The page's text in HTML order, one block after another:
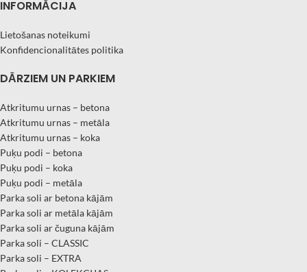
INFORMĀCIJA
Lietošanas noteikumi
Konfidencionalitātes politika
DĀRZIEM UN PARKIEM
Atkritumu urnas – betona
Atkritumu urnas – metāla
Atkritumu urnas – koka
Puķu podi – betona
Puķu podi – koka
Puķu podi – metāla
Parka soli ar betona kājām
Parka soli ar metāla kājām
Parka soli ar čuguna kājām
Parka soli – CLASSIC
Parka soli – EXTRA